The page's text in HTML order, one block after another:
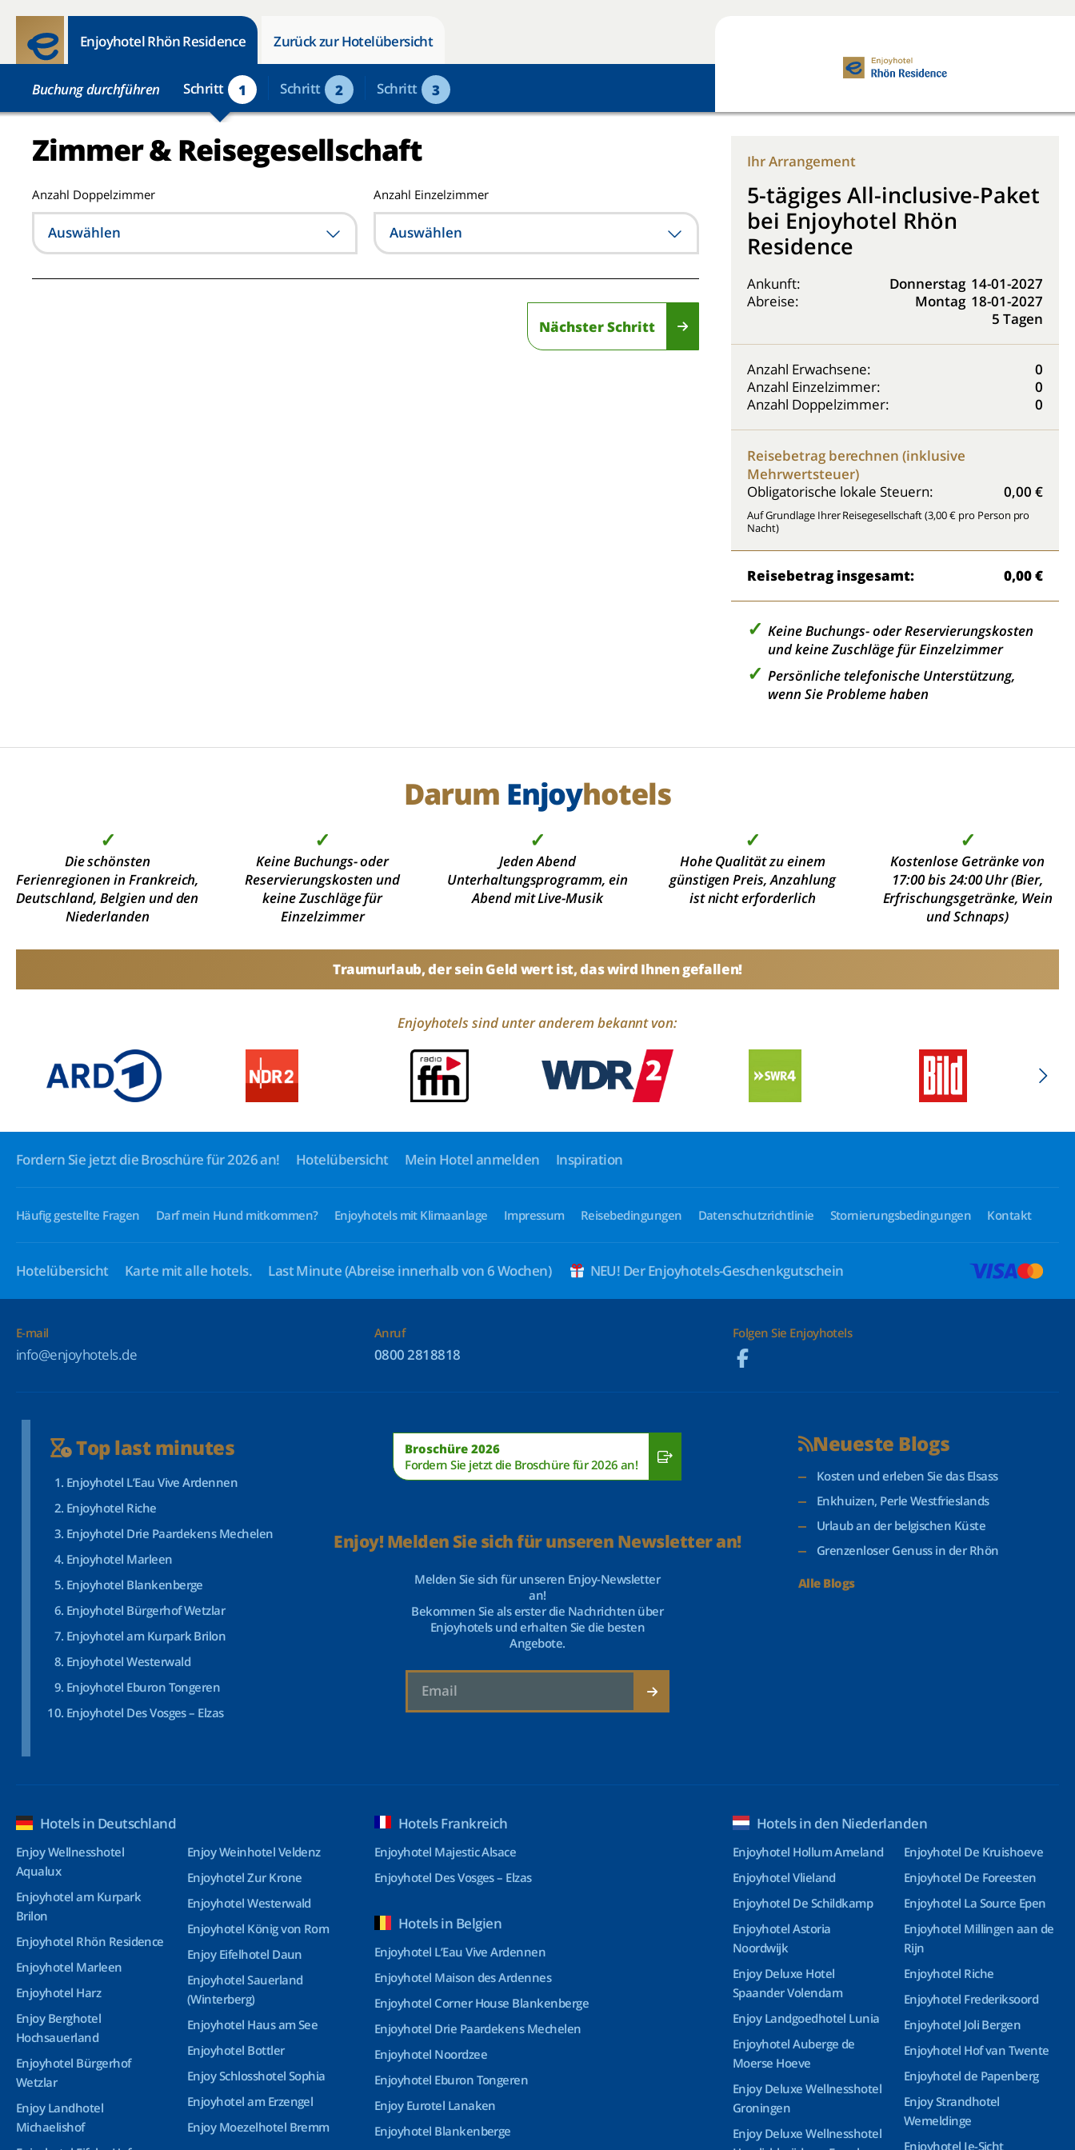
Enjoyhotel Rhön Residence Zurück zur Hotelübersicht
Buchung durchführen Schritt 1 Schritt 2 Schritt 3
Zimmer & Reisegesellschaft
Anzahl Doppelzimmer
Auswählen
Anzahl Einzelzimmer
Auswählen
Nächster Schritt
Ihr Arrangement
5-tägiges All-inclusive-Paket
bei Enjoyhotel Rhön
Residence
Ankunft: Donnerstag 14-01-2027
Abreise:
Montag 18-01-2027
5 Tagen
Anzahl Erwachsene:
0
Anzahl Einzelzimmer:
0
Anzahl Doppelzimmer:
0
Reisebetrag berechnen (inklusive
Mehrwertsteuer)
Obligatorische lokale Steuern:
0,00 €
Auf Grundlage Ihrer Reisegesellschaft (3,00 € pro Person pro
Nacht)
Reisebetrag insgesamt: 0,00 €
Keine Buchungs- oder Reservierungskosten
und keine Zuschläge für Einzelzimmer
Persönliche telefonische Unterstützung,
wenn Sie Probleme haben
Darum Enjoyhotels
✓
Die schönsten
Ferienregionen in Frankreich,
Deutschland, Belgien und den
Niederlanden
✓
Keine Buchungs- oder
Reservierungskosten und
keine Zuschläge für
Einzelzimmer
✓
Jeden Abend
Unterhaltungsprogramm, ein
Abend mit Live-Musik
✓
Hohe Qualität zu einem
günstigen Preis, Anzahlung
ist nicht erforderlich
✓
Kostenlose Getränke von
17:00 bis 24:00 Uhr (Bier,
Erfrischungsgetränke, Wein
und Schnaps)
Traumurlaub, der sein Geld wert ist, das wird Ihnen gefallen!
Enjoyhotels sind unter anderem bekannt von:
Fordern Sie jetzt die Broschüre für 2026 an! Hotelübersicht Mein Hotel anmelden Inspiration
Häufig gestellte Fragen Darf mein Hund mitkommen? Enjoyhotels mit Klimaanlage Impressum Reisebedingungen Datenschutzrichtlinie Stornierungsbedingungen Kontakt
Hotelübersicht Karte mit alle hotels. Last Minute(Abreise innerhalb von 6 Wochen) NEU! Der Enjoyhotels-Geschenkgutschein
E-mail
info@enjoyhotels.de
Anruf
0800 2818818
Folgen Sie Enjoyhotels
Top last minutes
Enjoyhotel L’Eau Vive Ardennen
Enjoyhotel Riche
Enjoyhotel Drie Paardekens Mechelen
Enjoyhotel Marleen
Enjoyhotel Blankenberge
Enjoyhotel Bürgerhof Wetzlar
Enjoyhotel am Kurpark Brilon
Enjoyhotel Westerwald
Enjoyhotel Eburon Tongeren
Enjoyhotel Des Vosges – Elzas
Broschüre 2026
Fordern Sie jetzt die Broschüre für 2026 an!
Enjoy! Melden Sie sich für unseren Newsletter an!
Melden Sie sich für unseren Enjoy-Newsletter
an!
Bekommen Sie als erster die Nachrichten über
Enjoyhotels und erhalten Sie die besten
Angebote.
Neueste Blogs
Kosten und erleben Sie das Elsass
Enkhuizen, Perle Westfrieslands
Urlaub an der belgischen Küste
Grenzenloser Genuss in der Rhön
Alle Blogs
Hotels in Deutschland
Enjoy Wellnesshotel
Aqualux
Enjoyhotel am Kurpark
Brilon
Enjoyhotel Rhön Residence
Enjoyhotel Marleen
Enjoyhotel Harz
Enjoy Berghotel
Hochsauerland
Enjoyhotel Bürgerhof
Wetzlar
Enjoy Landhotel
Michaelishof
Enjoy Weinhotel Veldenz
Enjoyhotel Zur Krone
Enjoyhotel Westerwald
Enjoyhotel König von Rom
Enjoy Eifelhotel Daun
Enjoyhotel Sauerland
(Winterberg)
Enjoyhotel Haus am See
Enjoyhotel Bottler
Enjoy Schlosshotel Sophia
Enjoyhotel am Erzengel
Enjoy Moezelhotel Bremm
Hotels Frankreich
Enjoyhotel Majestic Alsace
Enjoyhotel Des Vosges – Elzas
Hotels in Belgien
Enjoyhotel L’Eau Vive Ardennen
Enjoyhotel Maison des Ardennes
Enjoyhotel Corner House Blankenberge
Enjoyhotel Drie Paardekens Mechelen
Enjoyhotel Noordzee
Enjoyhotel Eburon Tongeren
Enjoy Eurotel Lanaken
Enjoyhotel Blankenberge
Hotels in den Niederlanden
Enjoyhotel Hollum Ameland
Enjoyhotel Vlieland
Enjoyhotel De Schildkamp
Enjoyhotel Astoria
Noordwijk
Enjoy Deluxe Hotel
Spaander Volendam
Enjoy Landgoedhotel Lunia
Enjoyhotel Auberge de
Moerse Hoeve
Enjoy Deluxe Wellnesshotel
Groningen
Enjoy Deluxe Wellnesshotel
Enjoyhotel De Kruishoeve
Enjoyhotel De Foreesten
Enjoyhotel La Source Epen
Enjoyhotel Millingen aan de
Rijn
Enjoyhotel Riche
Enjoyhotel Frederiksoord
Enjoyhotel Joli Bergen
Enjoyhotel Hof van Twente
Enjoyhotel de Papenberg
Enjoy Strandhotel
Wemeldinge
Enjoyhotel Ie-Sicht